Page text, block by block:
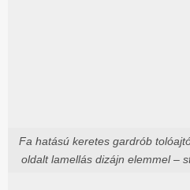
Fa hatású keretes gardrób
oldalt lamellás dizájn elemmel –